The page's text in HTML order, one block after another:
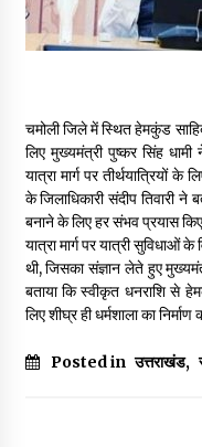
May
May
May
चमोली जिले में स्थित हेमकुंड
लिए मुख्यमंत्री पुष्कर सिंह
यात्रा मार्ग पर तीर्थयात्रियों
के जिलाधिकारी संदीप तिवारी
बनाने के लिए हर संभव प्रयास
यात्रा मार्ग पर यात्री
थी, जिसका संज्ञान लेते हुए
बताया कि स्वीकृत धनराशि से
लिए शीघ्र ही धर्मशाला का निर्माण
Posted in उत्तराखंड,